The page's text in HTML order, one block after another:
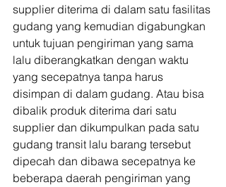
supplier diterima di dalam satu fasilitas
gudang yang kemudian digabungkan
untuk tujuan pengiriman yang sama
lalu diberangkatkan dengan waktu
yang secepatnya tanpa harus
disimpan di dalam gudang. Atau bisa
dibalik produk diterima dari satu
supplier dan dikumpulkan pada satu
gudang transit lalu barang tersebut
dipecah dan dibawa secepatnya ke
beberapa daerah pengiriman yang